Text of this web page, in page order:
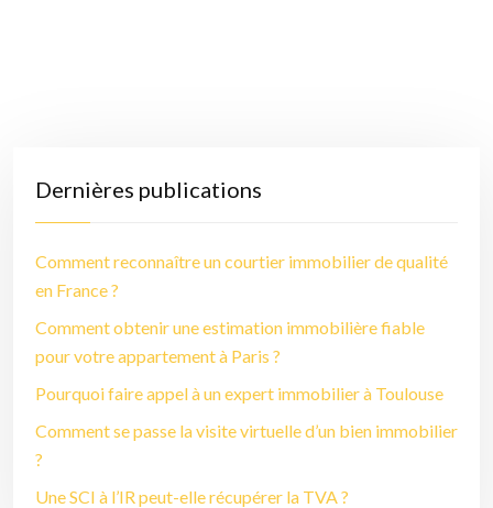
Dernières publications
Comment reconnaître un courtier immobilier de qualité
en France ?
Comment obtenir une estimation immobilière fiable
pour votre appartement à Paris ?
Pourquoi faire appel à un expert immobilier à Toulouse
Comment se passe la visite virtuelle d’un bien immobilier
?
Une SCI à l’IR peut-elle récupérer la TVA ?